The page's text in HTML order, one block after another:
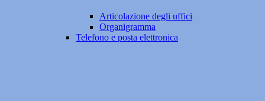
Articolazione degli uffici
Organigramma
Telefono e posta elettronica